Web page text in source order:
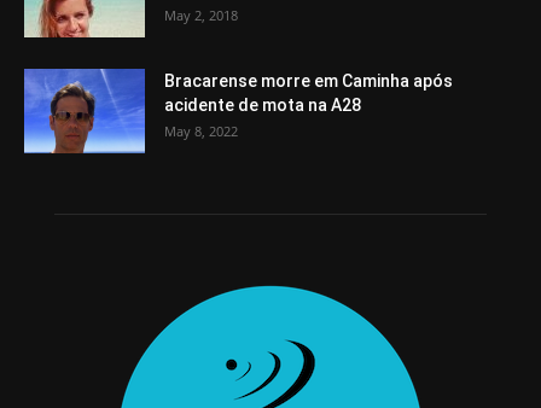
May 2, 2018
Bracarense morre em Caminha após
acidente de mota na A28
May 8, 2022